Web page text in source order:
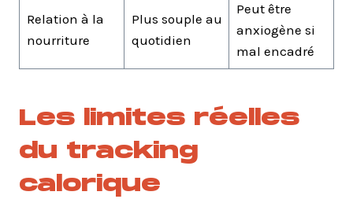
Relation à la
nourriture
Plus souple au
quotidien
Peut être
anxiogène si
mal encadré
Les limites réelles
du tracking
calorique